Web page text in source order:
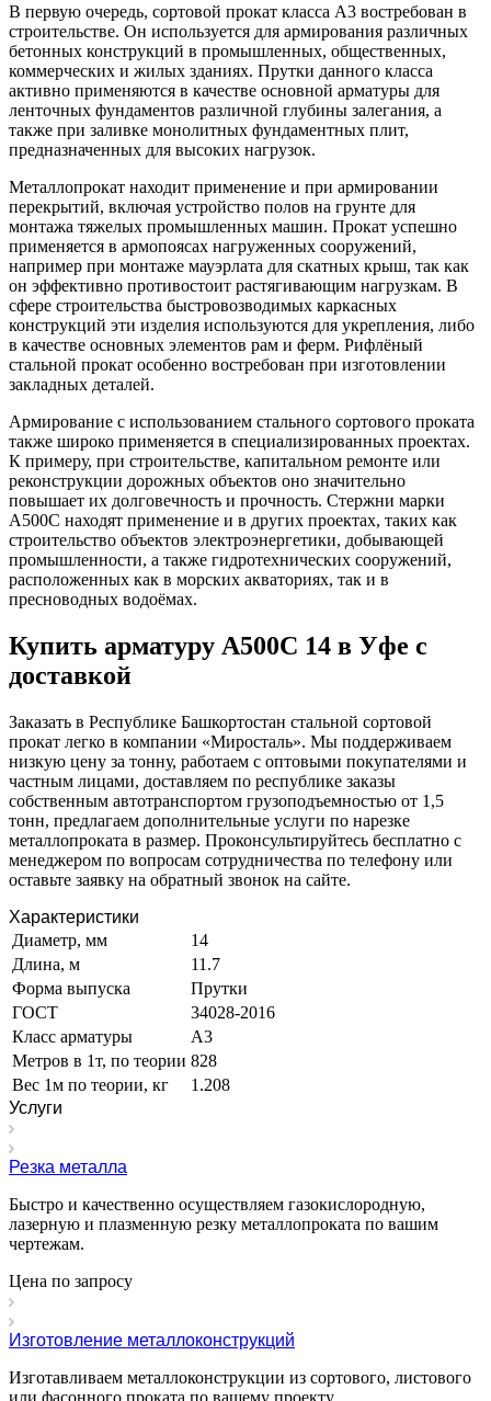
В первую очередь, сортовой прокат класса А3 востребован в
строительстве. Он используется для армирования различных
бетонных конструкций в промышленных, общественных,
коммерческих и жилых зданиях. Прутки данного класса
активно применяются в качестве основной арматуры для
ленточных фундаментов различной глубины залегания, а
также при заливке монолитных фундаментных плит,
предназначенных для высоких нагрузок.
Металлопрокат находит применение и при армировании
перекрытий, включая устройство полов на грунте для
монтажа тяжелых промышленных машин. Прокат успешно
применяется в армопоясах нагруженных сооружений,
например при монтаже мауэрлата для скатных крыш, так как
он эффективно противостоит растягивающим нагрузкам. В
сфере строительства быстровозводимых каркасных
конструкций эти изделия используются для укрепления, либо
в качестве основных элементов рам и ферм. Рифлёный
стальной прокат особенно востребован при изготовлении
закладных деталей.
Армирование с использованием стального сортового проката
также широко применяется в специализированных проектах.
К примеру, при строительстве, капитальном ремонте или
реконструкции дорожных объектов оно значительно
повышает их долговечность и прочность. Стержни марки
А500С находят применение и в других проектах, таких как
строительство объектов электроэнергетики, добывающей
промышленности, а также гидротехнических сооружений,
расположенных как в морских акваториях, так и в
пресноводных водоёмах.
Купить арматуру А500С 14 в Уфе с
доставкой
Заказать в Республике Башкортостан стальной сортовой
прокат легко в компании «Миросталь». Мы поддерживаем
низкую цену за тонну, работаем с оптовыми покупателями и
частным лицами, доставляем по республике заказы
собственным автотранспортом грузоподъемностью от 1,5
тонн, предлагаем дополнительные услуги по нарезке
металлопроката в размер. Проконсультируйтесь бесплатно с
менеджером по вопросам сотрудничества по телефону или
оставьте заявку на обратный звонок на сайте.
Характеристики
Диаметр, мм
14
Длина, м
11.7
Форма выпуска
Прутки
ГОСТ
34028-2016
Класс арматуры
А3
Метров в 1т, по теории 828
Вес 1м по теории, кг
1.208
Услуги
Резка металла
Быстро и качественно осуществляем газокислородную,
лазерную и плазменную резку металлопроката по вашим
чертежам.
Цена по запросу
Изготовление металлоконструкций
Изготавливаем металлоконструкции из сортового, листового
или фасонного проката по вашему проекту.